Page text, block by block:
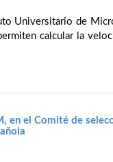
Universitario de
calcular la
en el Comité de